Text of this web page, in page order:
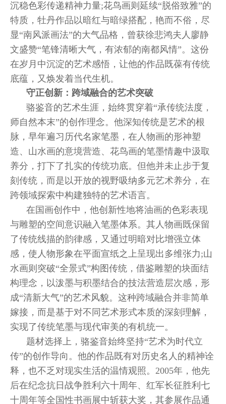
沉稳色彩传递精神力量;花鸟画则延续“脱俗致雅”的
特质，牡丹作品以暗红与暗绿搭配，艳而不俗，尽
显“南风派画法”的大气品格，曾获徐悲鸿夫人廖静
文盛赞“笔锋清晰大气，有浓郁的南都风情”。这份
在岁月中沉淀的艺术感悟，让他的作品既葆有传统
底蕴，又焕发着当代生机。
守正创新：跨域融合的艺术突破
骆鉴音的艺术生涯，始终贯穿着“承传统法度，
师自然本末”的创作理念。他深知传统是艺术的根
脉，早年遍习历代名家笔墨，在人物画的形神塑
造、山水画的意境营造、花鸟画的笔墨情趣中汲取
养分，打下了扎实的传统功底。但他并未止步于复
刻传统，而是以开放的视野吸纳多元艺术养分，在
跨领域探索中构建独特的艺术语言。
在国画创作中，他创新性地将油画的色彩表现
与雕塑的空间意识融入笔墨体系。其人物画既保留
了传统线描的韵律感，又通过明暗对比增强立体
感，使人物形象在平面宣纸之上呈现出多维张力;山
水画则突破“全景式”构图传统，借鉴雕塑的块面结
构理念，以泼墨与积墨结合的技法营造层次感，形
成“清新大气”的艺术风貌。这种跨域融合并非简单
嫁接，而是基于对不同艺术形式本质的深刻理解，
实现了传统笔墨与现代审美的有机统一。
题材选择上，骆鉴音始终坚持“艺术为时代立
传”的创作导向。他的作品既有对历史名人的精神诠
释，也不乏对现实生活的温情观照。2005年，他先
后在纪念抗日战争胜利六十周年、红军长征胜利七
十周年等全国性书画展中斩获大奖，其参展作品通